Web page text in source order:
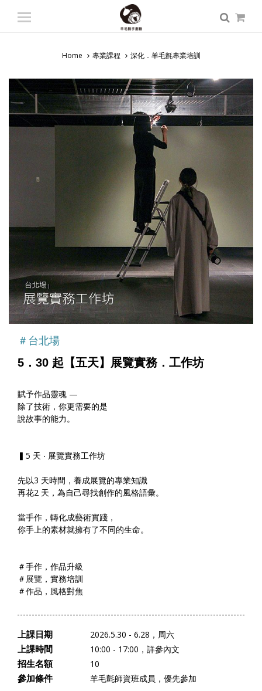
登入
入門課程
專業課程
認識羊毛氈
Home 專業課程 深化．羊毛氈專業培訓
＃台北場
5．30 起【五天】展覽實務．工作坊
賦予作品靈魂 —
除了技術，你更需要的是
說故事的能力。
▍5 天 ‧ 展覽實務工作坊
先以3 天時間，養成展覽的專業知識
再花2 天，為自己尋找創作的風格語彙。
當手作，轉化成藝術實踐，
你手上的素材就擁有了不同的生命。
＃手作，作品升級
＃展覽，實務培訓
＃作品，風格對焦
上課日期 2026.5.30 - 6.28，周六
上課時間 10:00 - 17:00，詳參內文
招生名額 10
參加條件 羊毛氈師資班成員，優先參加